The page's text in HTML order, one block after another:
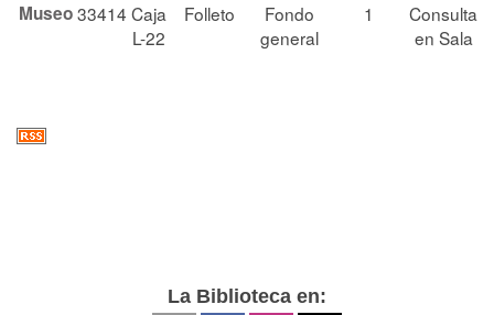
Museo33414 Caja
L-22
Folleto
Fondo
general
1
Consulta
en Sala
La Biblioteca en: